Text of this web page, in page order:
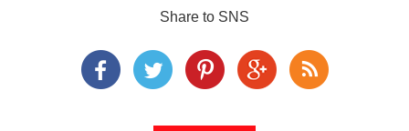
Share to SNS